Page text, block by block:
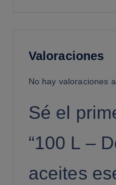
Valoraciones
No hay valoraciones
Sé el
“100 L –
aceites